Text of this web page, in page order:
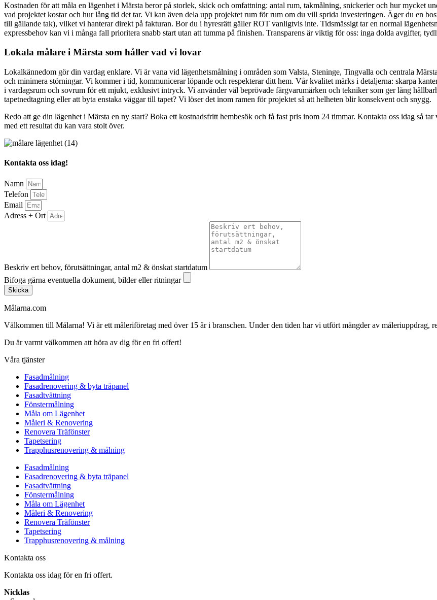
Kostnaden för att måla en lägenhet i Märsta beror på storlek, skick och omfattning: antal rum, takmålning, snickerier och hur mycket
vad projektet kostar och hur lång tid det tar. Vi kan även dela upp projektet rum för rum om du vill sprida investeringen. Äger du en
till gällande tak), vilket vi hanterar direkt på fakturan. Bor du i hyresrätt gäller ROT vanligtvis inte. Tidsmässigt tar en normal
expressbehov kan vi i många fall prioritera snabb start utan att tumma på finishen. Transparens är viktig för oss: inga dolda avgifter,
Lokala målare i Märsta som håller vad vi lovar
Lokalkännedom gör din vardag enklare. Vi är vana vid lägenhetsmålning i områden som Valsta, Steninge, Tingvalla och centrala
och minimera störningar. Vi kommer i tid, kommunicerar löpande och respekterar ditt hem. Vår kvalitet märks i detaljerna: skarpa
i vardagsrum och sovrum för ett mjukt, exklusivt intryck. Vi använder väl beprövade färgvarumärken och tekniker som ger lång
tapetnedtagning eller att byta enstaka väggar till tapet? Vi löser det inom ramen för projektet så att helheten blir konsekvent och snygg.
Redo att ge din lägenhet i Märsta en ny start? Boka ett kostnadsfritt hembesök och få fast pris inom 24 timmar. Kontakta oss idag så
med ett resultat du kan vara stolt över.
Kontakta oss idag!
Namn
Telefon
Email
Adress + Ort
Beskriv ert behov, förutsättningar, antal m2 & önskat startdatum
Bifoga gärna eventuella dokument, bilder eller ritningar
Skicka
Målarna.com
Välkommen till Målarna! Vi är ett måleriföretag med över 15 år i branschen. Under den tiden har vi utfört mängder av måleriuppdrag,
Du är varmt välkommen att höra av dig för en fri offert!
Våra tjänster
Fasadmålning
Fasadrenovering & byta träpanel
Fasadtvättning
Fönstermålning
Måla om Lägenhet
Måleri & Renovering
Renovera Träfönster
Tapetsering
Trapphusrenovering & målning
Fasadmålning
Fasadrenovering & byta träpanel
Fasadtvättning
Fönstermålning
Måla om Lägenhet
Måleri & Renovering
Renovera Träfönster
Tapetsering
Trapphusrenovering & målning
Kontakta oss
Kontakta oss idag för en fri offert.
Nicklas